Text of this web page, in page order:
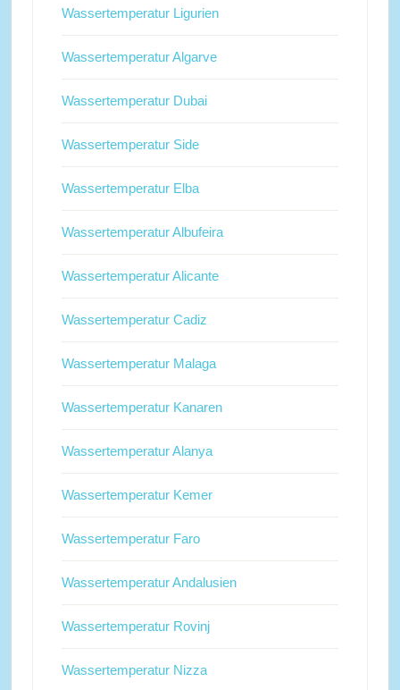
Wassertemperatur Ligurien
Wassertemperatur Algarve
Wassertemperatur Dubai
Wassertemperatur Side
Wassertemperatur Elba
Wassertemperatur Albufeira
Wassertemperatur Alicante
Wassertemperatur Cadiz
Wassertemperatur Malaga
Wassertemperatur Kanaren
Wassertemperatur Alanya
Wassertemperatur Kemer
Wassertemperatur Faro
Wassertemperatur Andalusien
Wassertemperatur Rovinj
Wassertemperatur Nizza